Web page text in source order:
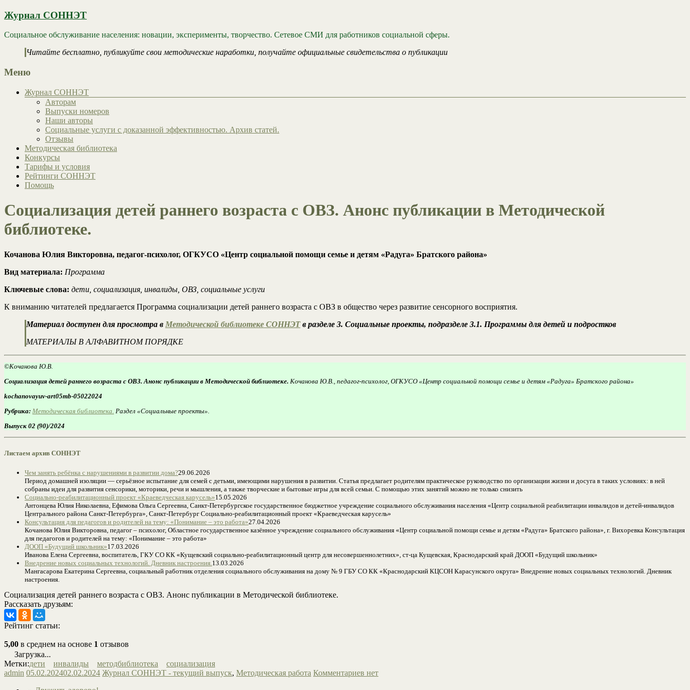
Журнал СОННЭТ
Социальное обслуживание населения: новации, эксперименты, творчество. Сетевое СМИ для работников социальной сферы.
Читайте бесплатно, публикуйте свои методические наработки, получайте официальные свидетельства о публикации
Меню
Журнал СОННЭТ
Авторам
Выпуски номеров
Наши авторы
Социальные услуги с доказанной эффективностью. Архив статей.
Отзывы
Методическая библиотека
Конкурсы
Тарифы и условия
Рейтинги СОННЭТ
Помощь
Социализация детей раннего возраста с ОВЗ. Анонс публикации в Методической
библиотеке.
Кочанова Юлия Викторовна, педагог-психолог, ОГКУСО «Центр социальной помощи семье и детям «Радуга» Братского района»
Вид материала: Программа
Ключевые слова: дети, социализация, инвалиды, ОВЗ, социальные услуги
К вниманию читателей предлагается Программа социализации детей раннего возраста с ОВЗ в общество через развитие сенсорного восприятия.
Материал доступен для просмотра в Методической библиотеке СОННЭТв разделе 3. Социальные проекты, подразделе 3.1. Программы для детей и подростков
МАТЕРИАЛЫ В АЛФАВИТНОМ ПОРЯДКЕ
©Кочанова Ю.В.
Социализация детей раннего возраста с ОВЗ. Анонс публикации в Методической библиотеке. Кочанова Ю.В., педагог-психолог, ОГКУСО «Центр социальной помощи семье и детям «Радуга» Братского района»
kochanovayuv-art05mb-05022024
Рубрика: Методическая библиотека. Раздел «Социальные проекты».
Выпуск 02 (90)/2024
Листаем архив СОННЭТ
Чем занять ребёнка с нарушениями в развитии дома?29.06.2026
Период домашней изоляции — серьёзное испытание для семей с детьми, имеющими нарушения в развитии. Статья предлагает родителям практическое руководство по организации жизни и досуга в таких условиях: в ней
собраны идеи для развития сенсорики, моторики, речи и мышления, а также творческие и бытовые игры для всей семьи. С помощью этих занятий можно не только снизить
Социально-реабилитационный проект «Краеведческая карусель»15.05.2026
Антонцева Юлия Николаевна, Ефимова Ольга Сергеевна, Санкт-Петербургское государственное бюджетное учреждение социального обслуживания населения «Центр социальной реабилитации инвалидов и детей-инвалидов
Центрального района Санкт-Петербурга», Санкт-Петербург Социально-реабилитационный проект «Краеведческая карусель»
Консультация для педагогов и родителей на тему: «Понимание – это работа»27.04.2026
Кочанова Юлия Викторовна, педагог – психолог, Областное государственное казённое учреждение социального обслуживания «Центр социальной помощи семье и детям «Радуга» Братского района», г. Вихоревка Консультация
для педагогов и родителей на тему: «Понимание – это работа»
ДООП «Будущий школьник»17.03.2026
Иванова Елена Сергеевна, воспитатель, ГКУ СО КК «Кущевский социально-реабилитационный центр для несовершеннолетних», ст-ца Кущевская, Краснодарский край ДООП «Будущий школьник»
Внедрение новых социальных технологий. Дневник настроения.13.03.2026
Мангасарова Екатерина Сергеевна, социальный работник отделения социального обслуживания на дому № 9 ГБУ СО КК «Краснодарский КЦСОН Карасунского округа» Внедрение новых социальных технологий. Дневник
настроения.
Социализация детей раннего возраста с ОВЗ. Анонс публикации в Методической библиотеке.
Рассказать друзьям:
Рейтинг статьи:
5,00 в среднем на основе 1 отзывов
Загрузка...
Метки:дети инвалиды методбиблиотека
социализация
admin 05.02.202402.02.2024 Журнал СОННЭТ - текущий выпуск, Методическая работа Комментариев нет